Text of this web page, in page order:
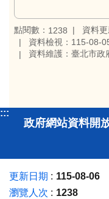
點閱數： 1238
資料
資料檢視：115-08-
資料維護：臺北市政
:::
政府網站資料開
更新日期
115-08-06
瀏覽人次
1238